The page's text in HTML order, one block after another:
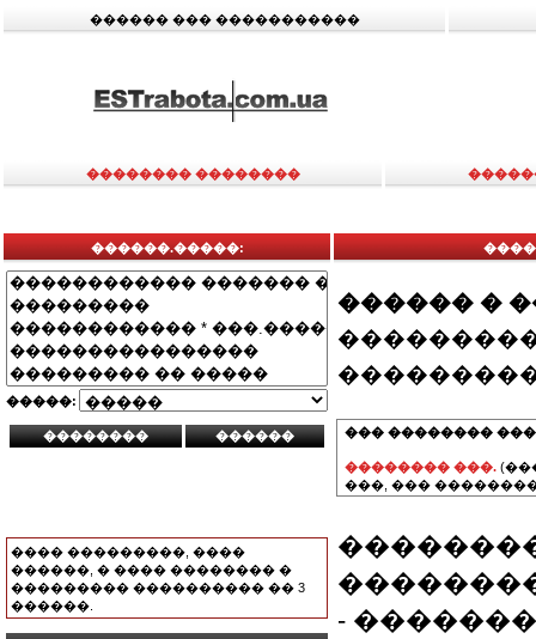
������ ��� �����������
�������� ��������
������.�����:
�����:
���� ���������, ����
������, � ���� �������� �
��������� ���������� �� 3
������.
������ �
��� ��������
�������� ���.
���, ���
-